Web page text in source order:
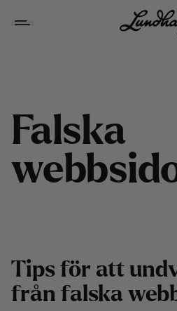
Falska
webbsid
Tips för att
från falska